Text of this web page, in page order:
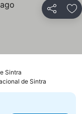
Partilhar
Sintra
de Sintra